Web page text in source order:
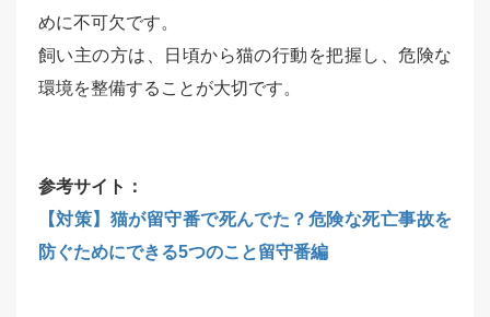
めに不可欠です。
飼い主の方は、日頃から猫の行動を把握し、危険な
環境を整備することが大切です。
参考サイト：
【対策】猫が留守番で死んでた？危険な死亡事故を
防ぐためにできる5つのこと留守番編